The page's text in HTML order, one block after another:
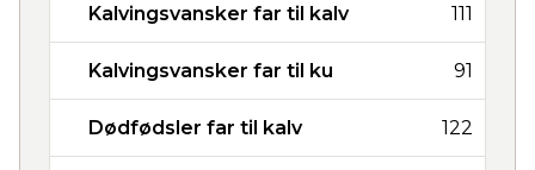
Kalvingsvansker far til kalv 111
Kalvingsvansker far til ku 91
Dødfødsler far til kalv 122